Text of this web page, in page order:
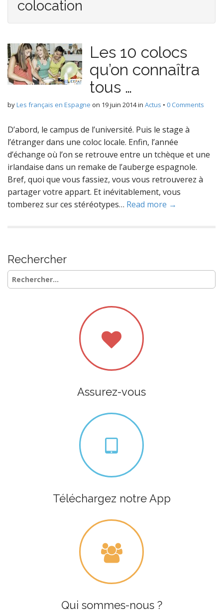
colocation
Les 10 colocs
qu’on connaîtra
tous …
byLes français en Espagne on 19 juin 2014in Actus • 0 Comments
D’abord, le campus de l’université. Puis le stage à
l’étranger dans une coloc locale. Enfin, l’année
d’échange où l’on se retrouve entre un tchèque et une
irlandaise dans un remake de l’auberge espagnole.
Bref, quoi que vous fassiez, vous vous retrouverez à
partager votre appart. Et inévitablement, vous
tomberez sur ces stéréotypes… Read more →
Rechercher
Rechercher :
Assurez-vous
Téléchargez notre App
Qui sommes-nous ?